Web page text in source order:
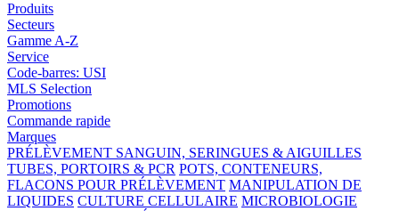
Produits
Secteurs
Gamme A-Z
Service
Code-barres: USI
MLS Selection
Promotions
Commande rapide
Marques
PRÉLÈVEMENT SANGUIN, SERINGUES & AIGUILLES
TUBES, PORTOIRS & PCR POTS, CONTENEURS,
FLACONS POUR PRÉLÈVEMENT MANIPULATION DE
LIQUIDES CULTURE CELLULAIRE MICROBIOLOGIE